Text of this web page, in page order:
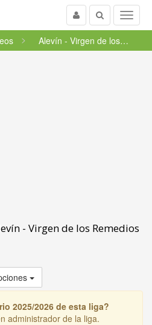
Menu
Buscar
Usuario
Alevín - Virgen de los Remedi...
- Virgen de los Remedios
2025/2026 de esta liga?
administrador de la liga.